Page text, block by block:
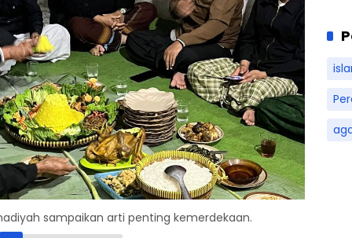
sampaikan arti penting kemerdekaan.